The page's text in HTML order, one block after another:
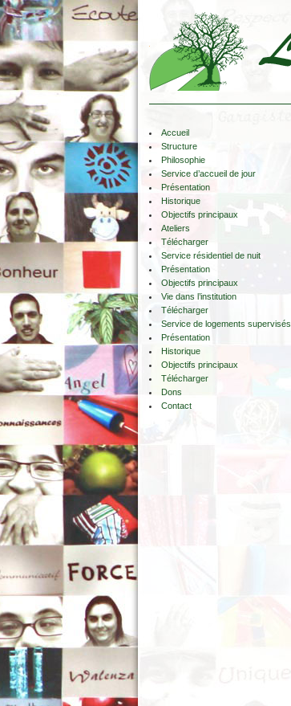
Accueil
Structure
Philosophie
Service d’accueil de jour
Présentation
Historique
Objectifs principaux
Ateliers
Télécharger
Service résidentiel de nuit
Présentation
Objectifs principaux
Vie dans l’institution
Télécharger
Service de logements supervisés
Présentation
Historique
Objectifs principaux
Télécharger
Dons
Contact